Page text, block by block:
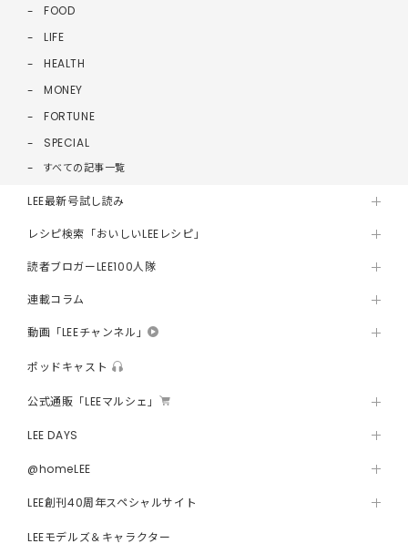
FOOD
LIFE
HEALTH
MONEY
FORTUNE
SPECIAL
すべての記事一覧
LEE最新号試し読み
レシピ検索「おいしいLEEレシピ」
読者ブロガーLEE100人隊
連載コラム
動画「LEEチャンネル」
ポッドキャスト
公式通販「LEEマルシェ」
LEE DAYS
@homeLEE
LEE創刊40周年スペシャルサイト
LEEモデルズ＆キャラクター